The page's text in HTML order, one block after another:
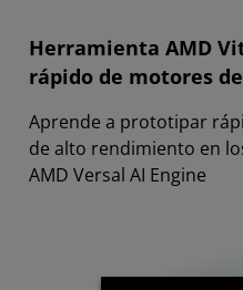
Herramienta AMD
rápido de motores
Aprende a prototipar
de alto rendimiento en
AMD Versal AI Engine